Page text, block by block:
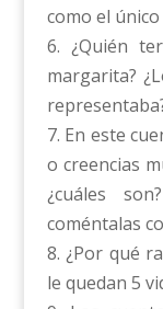
como el
6. ¿Quién
margarita?
7. En este
o creencias
¿cuáles
coméntalas
8. ¿Por qué
le quedan 5